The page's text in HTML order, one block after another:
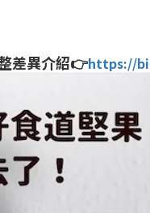
差異介紹👉https://